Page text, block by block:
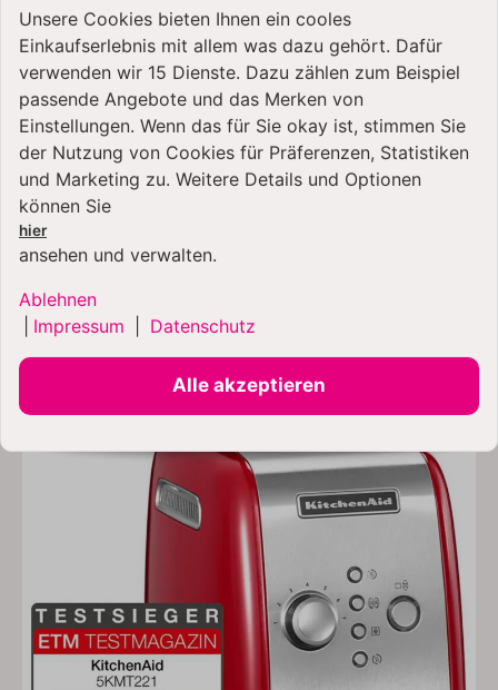
Filtertüten sparen kannst. Das uns mehr - mit der
neuen KitchenAid Kaffeemaschine.
TECHNISCHE DETAILS →
KUNDEN KAUFTEN DAZU
FOLGENDE ARTIKEL:
Unsere Cookies bieten Ihnen ein cooles
Einkaufserlebnis mit allem was dazu gehört. Dafür
verwenden wir 15 Dienste. Dazu zählen zum Beispiel
passende Angebote und das Merken von
Einstellungen. Wenn das für Sie okay ist, stimmen Sie
der Nutzung von Cookies für Präferenzen, Statistiken
und Marketing zu. Weitere Details und Optionen
können Sie
hier
ansehen und verwalten.
Ablehnen
Impressum Datenschutz
Alle akzeptieren